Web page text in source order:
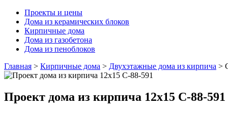
Проекты и цены
Дома из керамических блоков
Кирпичные дома
Дома из газобетона
Дома из пеноблоков
Главная > Кирпичные дома > Двухэтажные дома из кирпича >
Проект дома из кирпича 12х15 С-88-591